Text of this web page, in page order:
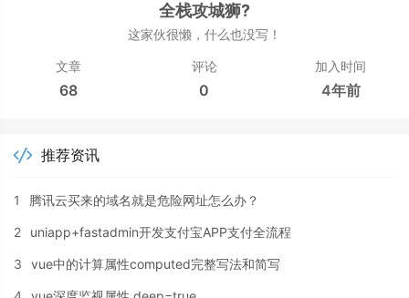
全栈攻城狮?
这家伙很懒，什么也没写！
文章
68
评论
0
加入时间
4年前
推荐资讯
1 腾讯云买来的域名就是危险网址怎么办？
2 uniapp+fastadmin开发支付宝APP支付全流程
3 vue中的计算属性computed完整写法和简写